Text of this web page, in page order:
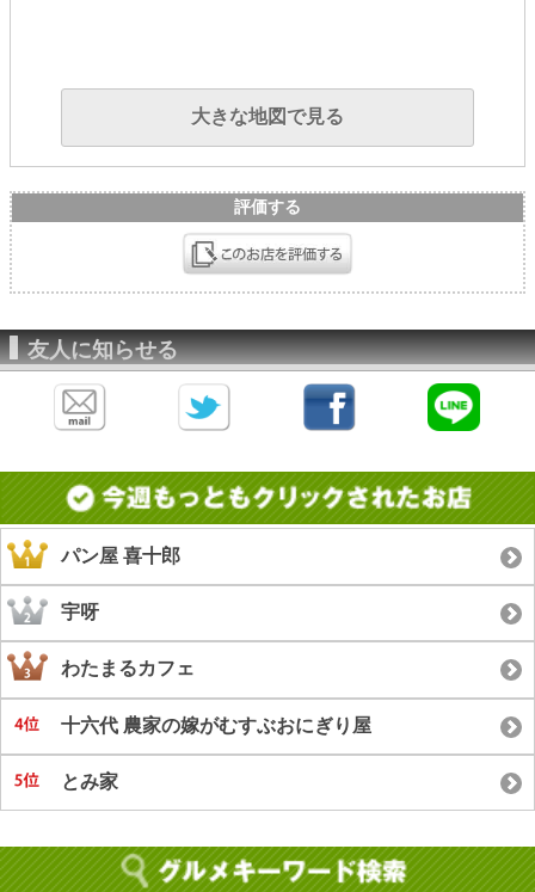
大きな地図で見る
評価する
友人に知らせる
パン屋 喜十郎
宇呀
わたまるカフェ
十六代 農家の嫁がむすぶおにぎり屋
とみ家